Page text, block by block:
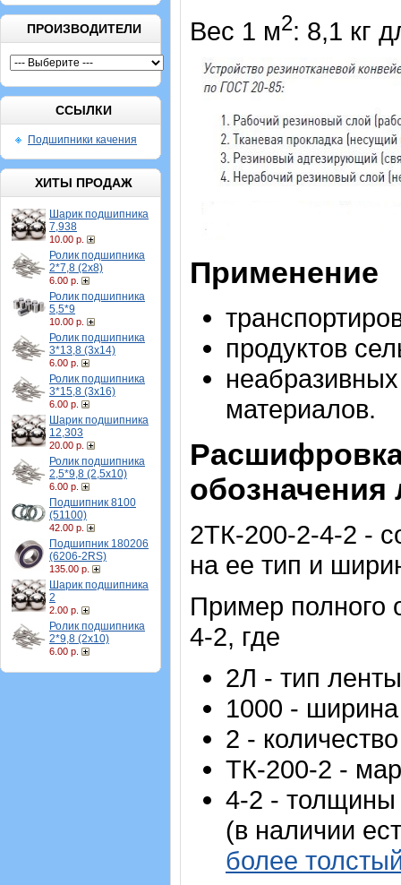
ПРОИЗВОДИТЕЛИ
ССЫЛКИ
Подшипники качения
ХИТЫ ПРОДАЖ
Шарик подшипника
7,938
10.00 р.
Ролик подшипника
2*7,8 (2х8)
6.00 р.
Ролик подшипника
5,5*9
10.00 р.
Ролик подшипника
3*13,8 (3х14)
6.00 р.
Ролик подшипника
3*15,8 (3х16)
6.00 р.
Шарик подшипника
12,303
20.00 р.
Ролик подшипника
2,5*9,8 (2,5х10)
6.00 р.
Подшипник 8100
(51100)
42.00 р.
Подшипник 180206
(6206-2RS)
135.00 р.
Шарик подшипника
2
2.00 р.
Ролик подшипника
2*9,8 (2х10)
6.00 р.
Вес 1 м2: 8,1 кг
Применение
продуктов
материалов.
обозначения
2ТК-200-2-4-2 -
на ее тип и
Пример полного
4-2, где
2Л - тип
1000 -
2 -
ТК-200-2 -
4-2 - толщины
(в наличии
более